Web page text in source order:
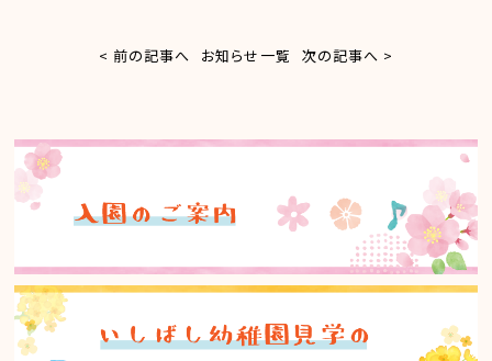
< 前の記事へ お知らせ一覧 次の記事へ >